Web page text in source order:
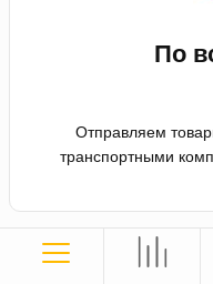
По
Отправляем
транспортными